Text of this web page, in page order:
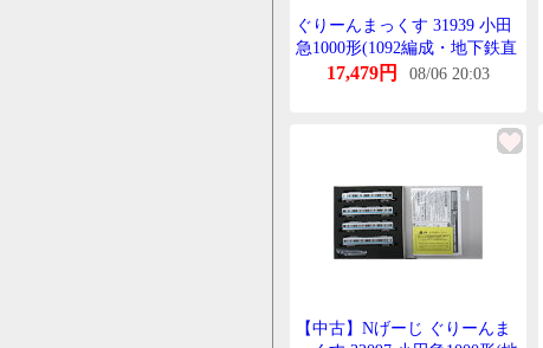
ぐりーんまっくす 31939 小田
急1000形(1092編成・地下鉄直
通対応編成・ぶらんどまーく
17,479円 08/06 20:03
【中古】Nげーじ ぐりーんま